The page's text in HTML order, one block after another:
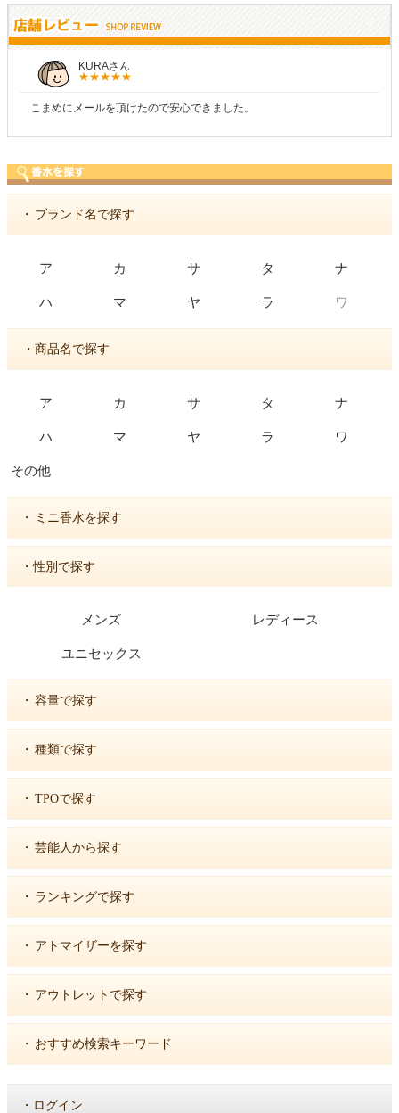
KURAさん
こまめにメールを頂けたので安心できました。
・ ブランド名で探す
ア カ サ タ ナ
ハ マ ヤ ラ ワ
・商品名で探す
ア カ サ タ ナ
ハ マ ヤ ラ ワ
その他
・ ミニ香水を探す
・性別で探す
メンズ レディース
ユニセックス
・ 容量で探す
・ 種類で探す
・ TPOで探す
・ 芸能人から探す
・ ランキングで探す
・ アトマイザーを探す
・ アウトレットで探す
・ おすすめ検索キーワード
・ ログイン